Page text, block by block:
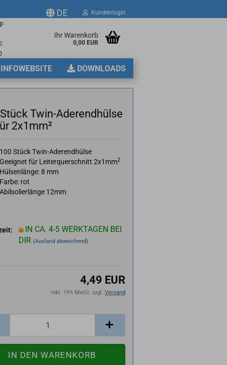
DE Kundenlogin
erstellen
vergessen?
Ihr Warenkorb
0,00 EUR
INFOWEBSITE DOWNLOADS
Twin-​Aderendhülse
2x1mm²
100 Stück Twin-Aderendhülse
Geeignet für Leiterquerschnitt 2x1mm2
Hülsenlänge: 8 mm
Farbe: rot
Abilsolierlänge 12mm
IN CA. 4-5 WERKTAGEN BEI
DIR (Ausland abweichend)
4,49 EUR
inkl. 19% MwSt. zzgl. Versand